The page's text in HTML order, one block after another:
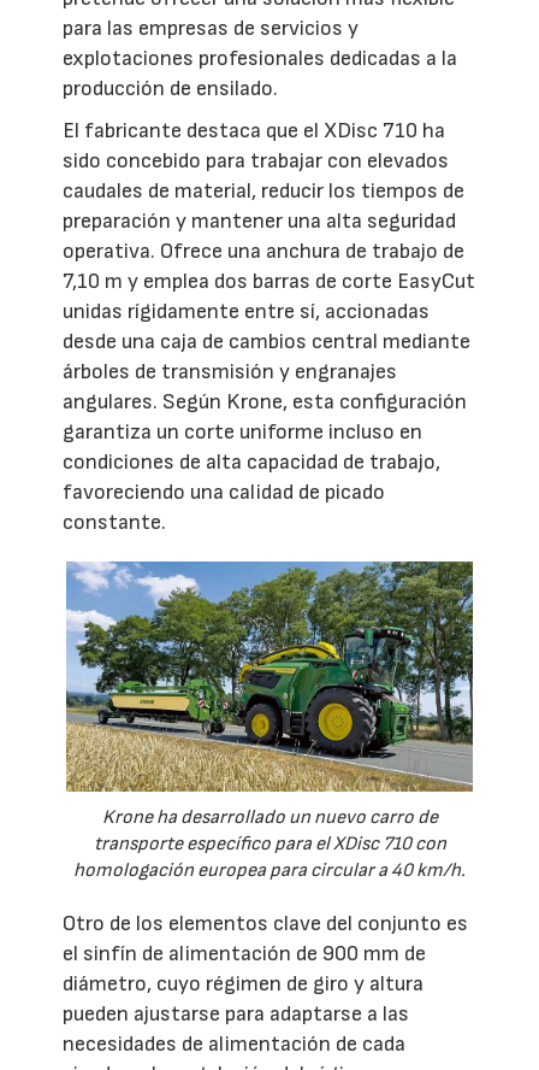
para las empresas de servicios y
explotaciones profesionales dedicadas a la
producción de ensilado.
El fabricante destaca que el XDisc 710 ha
sido concebido para trabajar con elevados
caudales de material, reducir los tiempos de
preparación y mantener una alta seguridad
operativa. Ofrece una anchura de trabajo de
7,10 m y emplea dos barras de corte EasyCut
unidas rígidamente entre sí, accionadas
desde una caja de cambios central mediante
árboles de transmisión y engranajes
angulares. Según Krone, esta configuración
garantiza un corte uniforme incluso en
condiciones de alta capacidad de trabajo,
favoreciendo una calidad de picado
constante.
Krone ha desarrollado un nuevo carro de
transporte específico para el XDisc 710 con
homologación europea para circular a 40 km/h.
Otro de los elementos clave del conjunto es
el sinfín de alimentación de 900 mm de
diámetro, cuyo régimen de giro y altura
pueden ajustarse para adaptarse a las
necesidades de alimentación de cada